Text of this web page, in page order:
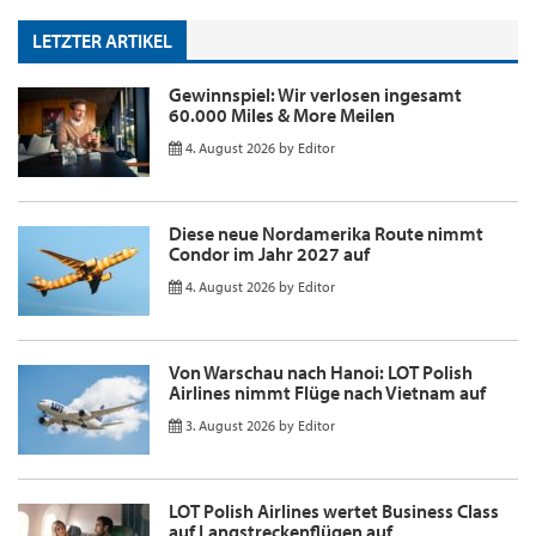
LETZTER ARTIKEL
Gewinnspiel: Wir verlosen ingesamt
60.000 Miles & More Meilen
4. August 2026 by Editor
Diese neue Nordamerika Route nimmt
Condor im Jahr 2027 auf
4. August 2026 by Editor
Von Warschau nach Hanoi: LOT Polish
Airlines nimmt Flüge nach Vietnam auf
3. August 2026 by Editor
LOT Polish Airlines wertet Business Class
auf Langstreckenflügen auf